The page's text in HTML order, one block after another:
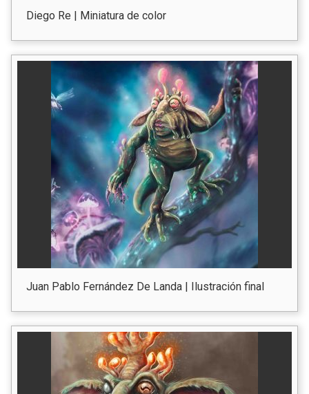
Diego Re | Miniatura de color
Juan Pablo Fernández De Landa | Ilustración final